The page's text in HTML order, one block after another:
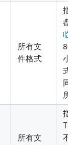
所有文
件格式
指
盘
临
小
式
同
所
所有文
指
不